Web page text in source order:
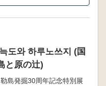
도와 하루노쓰지 (国
と原の辻)
島発掘30周年記念特別展